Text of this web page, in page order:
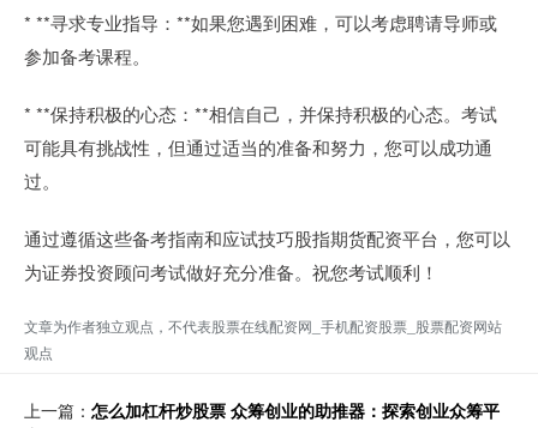
* **寻求专业指导：**如果您遇到困难，可以考虑聘请导师或
参加备考课程。
* **保持积极的心态：**相信自己，并保持积极的心态。考试
可能具有挑战性，但通过适当的准备和努力，您可以成功通
过。
通过遵循这些备考指南和应试技巧股指期货配资平台，您可以
为证券投资顾问考试做好充分准备。祝您考试顺利！
文章为作者独立观点，不代表股票在线配资网_手机配资股票_股票配资网站
观点
上一篇： 怎么加杠杆炒股票 众筹创业的助推器：探索创业众筹平